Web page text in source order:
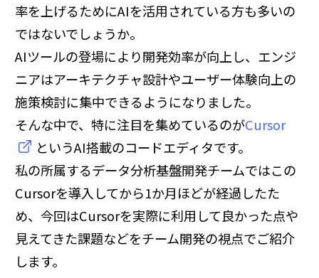
率を上げるためにAIを活用されている方も多いの
ではないでしょうか。
AIツールの登場により開発効率が向上し、エンジ
ニアはアーキテクチャ設計やユーザー体験向上の
施策検討に集中できるようになりました。
そんな中で、特に注目を集めているのがCursor
というAI搭載のコードエディタです。
私の所属するデータ分析基盤開発チームではこの
Cursorを導入してから1か月ほどが経過したた
め、今回はCursorを実際に利用して良かった点や
見えてきた課題などをチーム開発の視点でご紹介
します。